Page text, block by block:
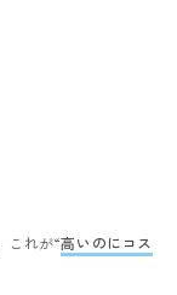
これが“高いのにコス